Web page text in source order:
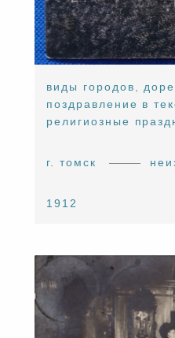
виды городов
поздравление в
религиозные
г. томск
1912